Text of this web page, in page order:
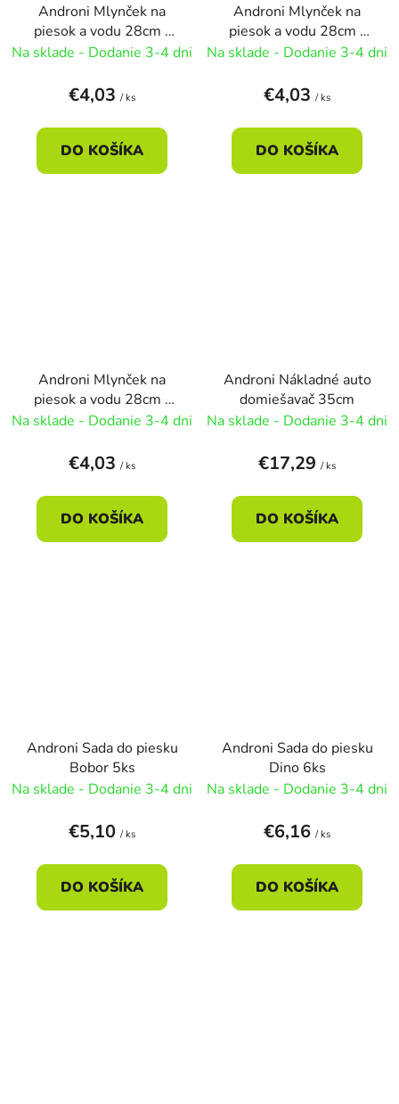
Androni Mlynček na
piesok a vodu 28cm -
náhodná
Na sklade - Dodanie 3-4 dni
€4,03 / ks
DO KOŠÍKA
Androni Mlynček na
piesok a vodu 28cm -
oranžová
Na sklade - Dodanie 3-4 dni
€4,03 / ks
DO KOŠÍKA
Androni Mlynček na
piesok a vodu 28cm -
zelená
Na sklade - Dodanie 3-4 dni
€4,03 / ks
DO KOŠÍKA
Androni Nákladné auto
domiešavač 35cm
Na sklade - Dodanie 3-4 dni
€17,29 / ks
DO KOŠÍKA
Androni Sada do piesku
Bobor 5ks
Na sklade - Dodanie 3-4 dni
€5,10 / ks
DO KOŠÍKA
Androni Sada do piesku
Dino 6ks
Na sklade - Dodanie 3-4 dni
€6,16 / ks
DO KOŠÍKA